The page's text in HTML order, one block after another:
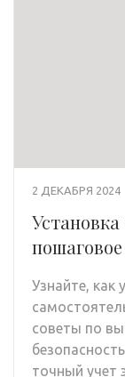
2 ДЕКАБРЯ 2024
Установка
Узнайте, как
советы по
точный учет